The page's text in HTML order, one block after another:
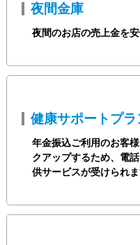
夜間金庫
夜間のお店の売上金を
健康サポートプラ
年金振込ご利用のお客
クアップするため、電
供サービスが受けられま